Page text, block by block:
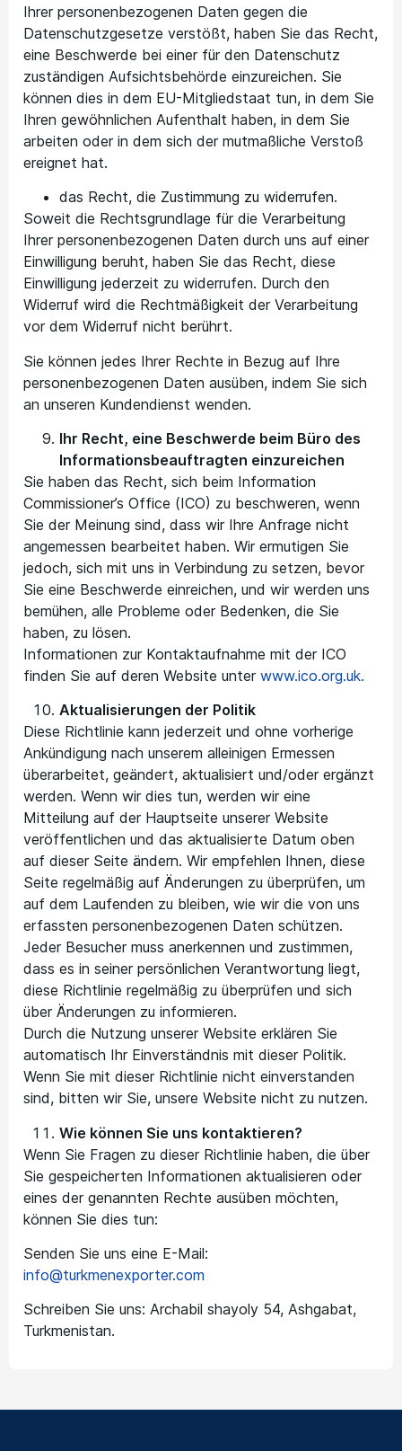
Ihrer personenbezogenen Daten gegen die
Datenschutzgesetze verstößt, haben Sie das Recht,
eine Beschwerde bei einer für den Datenschutz
zuständigen Aufsichtsbehörde einzureichen. Sie
können dies in dem EU-Mitgliedstaat tun, in dem Sie
Ihren gewöhnlichen Aufenthalt haben, in dem Sie
arbeiten oder in dem sich der mutmaßliche Verstoß
ereignet hat.
das Recht, die Zustimmung zu widerrufen.
Soweit die Rechtsgrundlage für die Verarbeitung
Ihrer personenbezogenen Daten durch uns auf einer
Einwilligung beruht, haben Sie das Recht, diese
Einwilligung jederzeit zu widerrufen. Durch den
Widerruf wird die Rechtmäßigkeit der Verarbeitung
vor dem Widerruf nicht berührt.
Sie können jedes Ihrer Rechte in Bezug auf Ihre
personenbezogenen Daten ausüben, indem Sie sich
an unseren Kundendienst wenden.
Ihr Recht, eine Beschwerde beim Büro des
Informationsbeauftragten einzureichen
Sie haben das Recht, sich beim Information
Commissioner’s Office (ICO) zu beschweren, wenn
Sie der Meinung sind, dass wir Ihre Anfrage nicht
angemessen bearbeitet haben. Wir ermutigen Sie
jedoch, sich mit uns in Verbindung zu setzen, bevor
Sie eine Beschwerde einreichen, und wir werden uns
bemühen, alle Probleme oder Bedenken, die Sie
haben, zu lösen.
Informationen zur Kontaktaufnahme mit der ICO
finden Sie auf deren Website unter www.ico.org.uk.
Aktualisierungen der Politik
Diese Richtlinie kann jederzeit und ohne vorherige
Ankündigung nach unserem alleinigen Ermessen
überarbeitet, geändert, aktualisiert und/oder ergänzt
werden. Wenn wir dies tun, werden wir eine
Mitteilung auf der Hauptseite unserer Website
veröffentlichen und das aktualisierte Datum oben
auf dieser Seite ändern. Wir empfehlen Ihnen, diese
Seite regelmäßig auf Änderungen zu überprüfen, um
auf dem Laufenden zu bleiben, wie wir die von uns
erfassten personenbezogenen Daten schützen.
Jeder Besucher muss anerkennen und zustimmen,
dass es in seiner persönlichen Verantwortung liegt,
diese Richtlinie regelmäßig zu überprüfen und sich
über Änderungen zu informieren.
Durch die Nutzung unserer Website erklären Sie
automatisch Ihr Einverständnis mit dieser Politik.
Wenn Sie mit dieser Richtlinie nicht einverstanden
sind, bitten wir Sie, unsere Website nicht zu nutzen.
Wie können Sie uns kontaktieren?
Wenn Sie Fragen zu dieser Richtlinie haben, die über
Sie gespeicherten Informationen aktualisieren oder
eines der genannten Rechte ausüben möchten,
können Sie dies tun:
Senden Sie uns eine E-Mail:
info@turkmenexporter.com
Schreiben Sie uns: Archabil shayoly 54, Ashgabat,
Turkmenistan.